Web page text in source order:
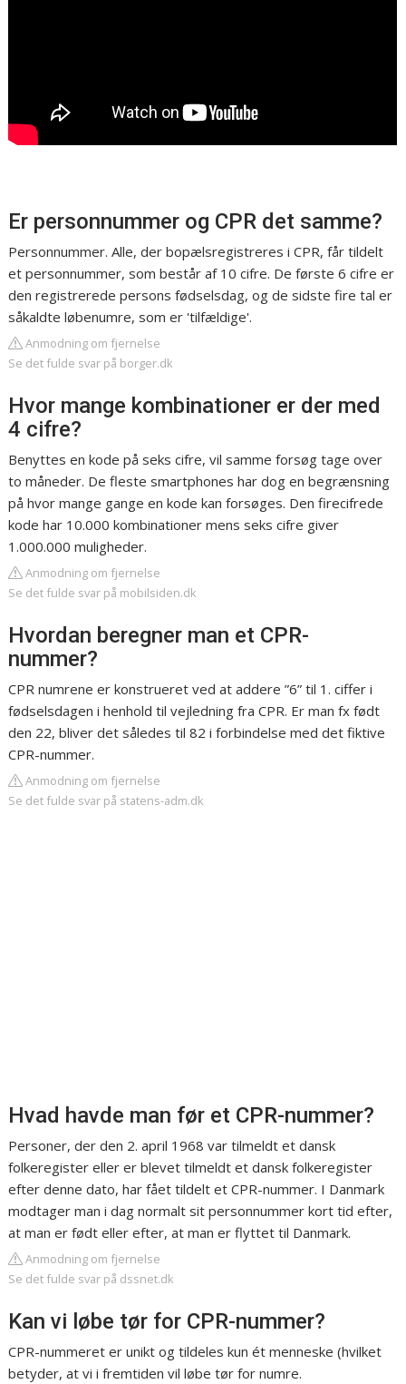
Er personnummer og CPR det samme?
Personnummer. Alle, der bopælsregistreres i CPR, får tildelt
et personnummer, som består af 10 cifre. De første 6 cifre er
den registrerede persons fødselsdag, og de sidste fire tal er
såkaldte løbenumre, som er 'tilfældige'.
Anmodning om fjernelse
Se det fulde svar på borger.dk
Hvor mange kombinationer er der med
4 cifre?
Benyttes en kode på seks cifre, vil samme forsøg tage over
to måneder. De fleste smartphones har dog en begrænsning
på hvor mange gange en kode kan forsøges. Den firecifrede
kode har 10.000 kombinationer mens seks cifre giver
1.000.000 muligheder.
Anmodning om fjernelse
Se det fulde svar på mobilsiden.dk
Hvordan beregner man et CPR-
nummer?
CPR numrene er konstrueret ved at addere ”6” til 1. ciffer i
fødselsdagen i henhold til vejledning fra CPR. Er man fx født
den 22, bliver det således til 82 i forbindelse med det fiktive
CPR-nummer.
Anmodning om fjernelse
Se det fulde svar på statens-adm.dk
Hvad havde man før et CPR-nummer?
Personer, der den 2. april 1968 var tilmeldt et dansk
folkeregister eller er blevet tilmeldt et dansk folkeregister
efter denne dato, har fået tildelt et CPR-nummer. I Danmark
modtager man i dag normalt sit personnummer kort tid efter,
at man er født eller efter, at man er flyttet til Danmark.
Anmodning om fjernelse
Se det fulde svar på dssnet.dk
Kan vi løbe tør for CPR-nummer?
CPR-nummeret er unikt og tildeles kun ét menneske (hvilket
betyder, at vi i fremtiden vil løbe tør for numre.